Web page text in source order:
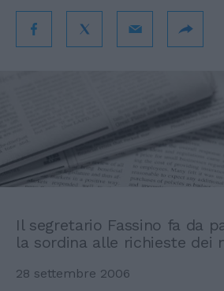
Il segretario Fassino fa da
la sordina alle richieste dei
28 settembre 2006